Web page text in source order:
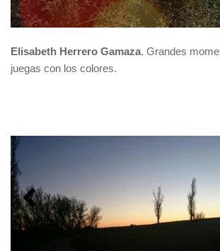
Elisabeth Herrero Gamaza. Grandes
juegas con los colores.